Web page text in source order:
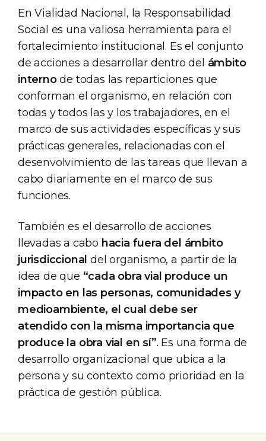
En Vialidad Nacional, la Responsabilidad
Social es una valiosa herramienta para el
fortalecimiento institucional. Es el conjunto
de acciones a desarrollar dentro del ámbito
internode todas las reparticiones que
conforman el organismo, en relación con
todas y todos las y los trabajadores, en el
marco de sus actividades específicas y sus
prácticas generales, relacionadas con el
desenvolvimiento de las tareas que llevan a
cabo diariamente en el marco de sus
funciones.
También es el desarrollo de acciones
llevadas a cabo hacia fuera del ámbito
jurisdiccional del organismo, a partir de la
idea de que “cada obra vial produce un
impacto en las personas, comunidades y
medioambiente, el cual debe ser
atendido con la misma importancia que
produce la obra vial en sí”. Es una forma de
desarrollo organizacional que ubica a la
persona y su contexto como prioridad en la
práctica de gestión pública.